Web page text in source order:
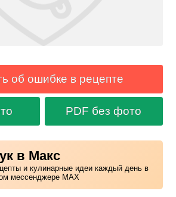
об ошибке в рецепте
PDF без фото
в Макс
и кулинарные идеи каждый день в
мессенджере MAX